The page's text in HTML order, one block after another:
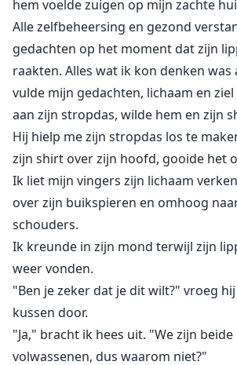
hem voelde zuigen op mijn zachte
Alle zelfbeheersing en gezond
gedachten op het moment dat zijn
raakten. Alles wat ik kon denken was
vulde mijn gedachten, lichaam en
aan zijn stropdas, wilde hem en zijn
Hij hielp me zijn stropdas los te
zijn shirt over zijn hoofd, gooide het
Ik liet mijn vingers zijn lichaam
over zijn buikspieren en omhoog
schouders.
Ik kreunde in zijn mond terwijl zijn
weer vonden.
"Ben je zeker dat je dit wilt?" vroeg
kussen door.
"Ja," bracht ik hees uit. "We zijn
volwassenen, dus waarom niet?"